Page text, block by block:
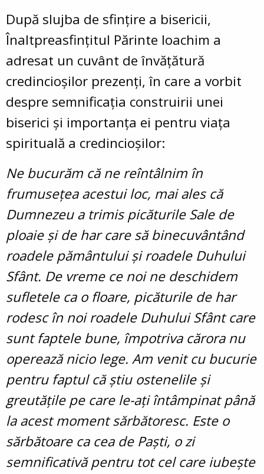
După slujba de sfințire a bisericii,
Înaltpreasfințitul Părinte Ioachim a
adresat un cuvânt de învățătură
credincioșilor prezenți, în care a vorbit
despre semnificația construirii unei
biserici și importanța ei pentru viața
spirituală a credincioșilor:
Ne bucurăm că ne reîntâlnim în
frumusețea acestui loc, mai ales că
Dumnezeu a trimis picăturile Sale de
ploaie și de har care să binecuvântând
roadele pământului și roadele Duhului
Sfânt. De vreme ce noi ne deschidem
sufletele ca o floare, picăturile de har
rodesc în noi roadele Duhului Sfânt care
sunt faptele bune, împotriva cărora nu
operează nicio lege. Am venit cu bucurie
pentru faptul că știu ostenelile și
greutățile pe care le-ați întâmpinat până
la acest moment sărbătoresc. Este o
sărbătoare ca cea de Paști, o zi
semnificativă pentru tot cel care iubește